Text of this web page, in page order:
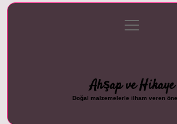
Gizlilik Politikası
menüyü
aç
Ahşap ve Hikaye
Doğal malzemelerle ilham veren